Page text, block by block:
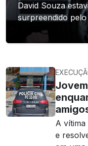
David Souza
surpreendido
A
e